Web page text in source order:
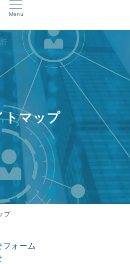
Menu
トマップ
プ
フォーム